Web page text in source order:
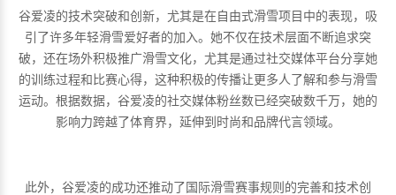
谷爱凌的技术突破和创新，尤其是在自由式滑雪项目中的表现，吸
引了许多年轻滑雪爱好者的加入。她不仅在技术层面不断追求突
破，还在场外积极推广滑雪文化，尤其是通过社交媒体平台分享她
的训练过程和比赛心得，这种积极的传播让更多人了解和参与滑雪
运动。根据数据，谷爱凌的社交媒体粉丝数已经突破数千万，她的
影响力跨越了体育界，延伸到时尚和品牌代言领域。
此外，谷爱凌的成功还推动了国际滑雪赛事规则的完善和技术创